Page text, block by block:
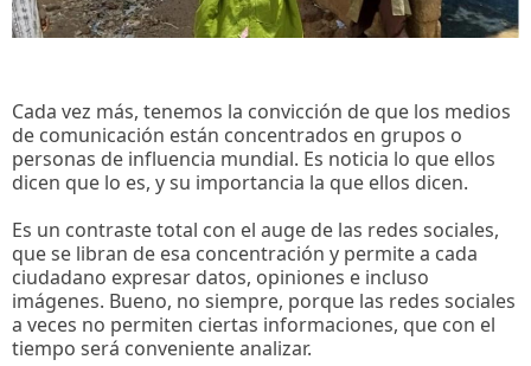
Cada vez más, tenemos la convicción de que los medios
de comunicación están concentrados en grupos o
personas de influencia mundial. Es noticia lo que ellos
dicen que lo es, y su importancia la que ellos dicen.
Es un contraste total con el auge de las redes sociales,
que se libran de esa concentración y permite a cada
ciudadano expresar datos, opiniones e incluso
imágenes. Bueno, no siempre, porque las redes sociales
a veces no permiten ciertas informaciones, que con el
tiempo será conveniente analizar.